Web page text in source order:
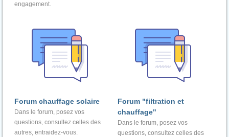
engagement.
Forum chauffage solaire
Dans le forum, posez vos
questions, consultez celles des
autres, entraidez-vous.
Forum "filtration et
chauffage"
Dans le forum, posez vos
questions, consultez celles des